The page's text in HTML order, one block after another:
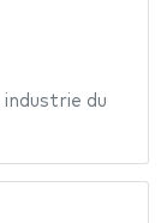
industrie du